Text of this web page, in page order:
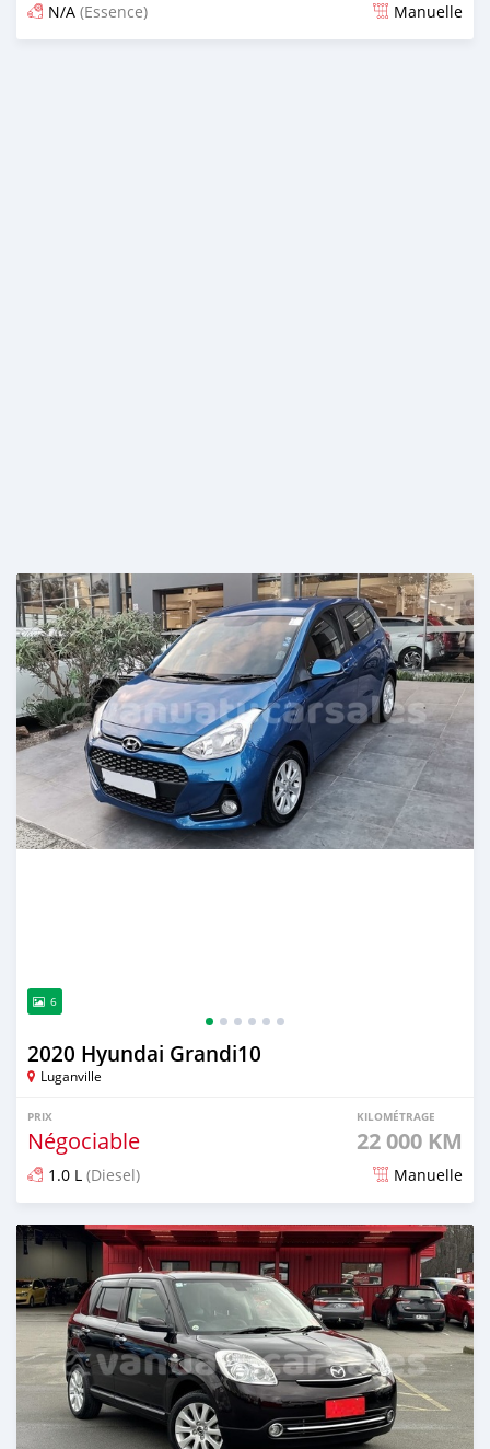
N/A (Essence) Manuelle
6
2020 Hyundai Grandi10
Luganville
PRIX
Négociable
KILOMÉTRAGE
22 000 KM
1.0 L (Diesel) Manuelle
Publié il y a environ 2 ans